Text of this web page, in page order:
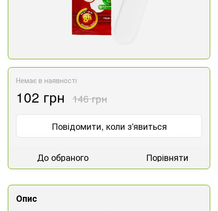
Немає в наявності
102 грн 146 грн
Повідомити, коли з'явиться
До обраного Порівняти
Опис